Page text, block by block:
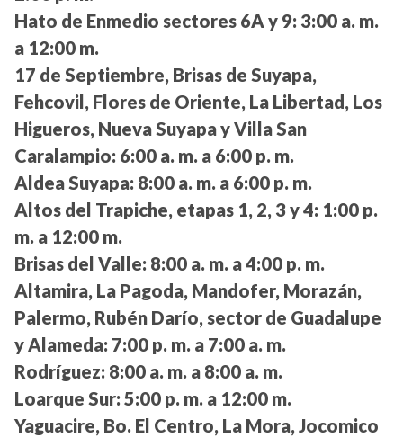
Hato de Enmedio sectores 6A y 9: 3:00 a. m.
a 12:00 m.
17 de Septiembre, Brisas de Suyapa,
Fehcovil, Flores de Oriente, La Libertad, Los
Higueros, Nueva Suyapa y Villa San
Caralampio: 6:00 a. m. a 6:00 p. m.
Aldea Suyapa: 8:00 a. m. a 6:00 p. m.
Altos del Trapiche, etapas 1, 2, 3 y 4: 1:00 p.
m. a 12:00 m.
Brisas del Valle: 8:00 a. m. a 4:00 p. m.
Altamira, La Pagoda, Mandofer, Morazán,
Palermo, Rubén Darío, sector de Guadalupe
y Alameda: 7:00 p. m. a 7:00 a. m.
Rodríguez: 8:00 a. m. a 8:00 a. m.
Loarque Sur: 5:00 p. m. a 12:00 m.
Yaguacire, Bo. El Centro, La Mora, Jocomico